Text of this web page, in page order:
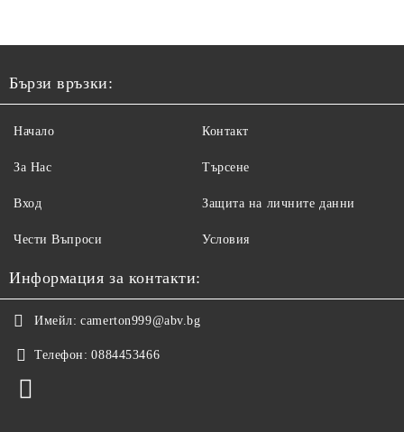
Бързи връзки:
Начало
За Нас
Вход
Чести Въпроси
Контакт
Търсене
Защита на личните данни
Условия
Информация за контакти:
Имейл: camerton999@abv.bg
Телефон: 0884453466